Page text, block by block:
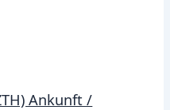
Ankunft /